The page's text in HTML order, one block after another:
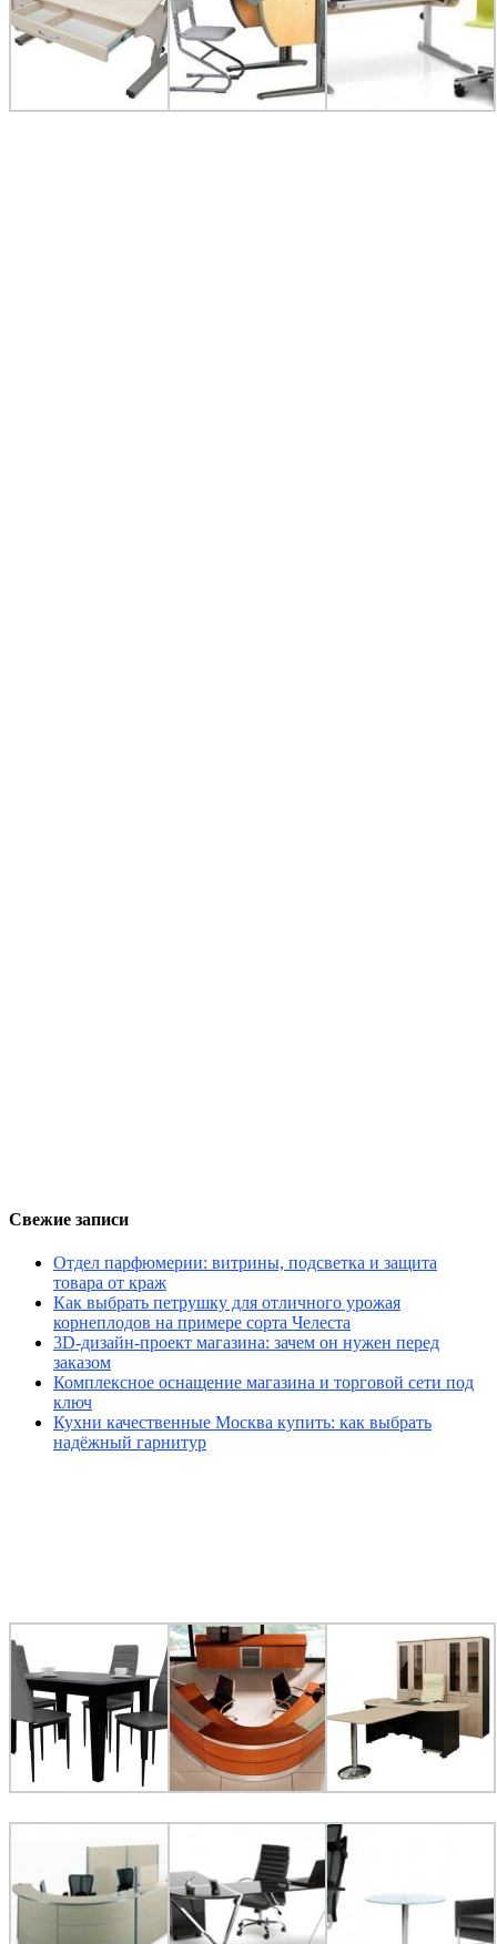
Свежие записи
Отдел парфюмерии: витрины, подсветка и защита
товара от краж
Как выбрать петрушку для отличного урожая
корнеплодов на примере сорта Челеста
3D-дизайн-проект магазина: зачем он нужен перед
заказом
Комплексное оснащение магазина и торговой сети под
ключ
Кухни качественные Москва купить: как выбрать
надёжный гарнитур